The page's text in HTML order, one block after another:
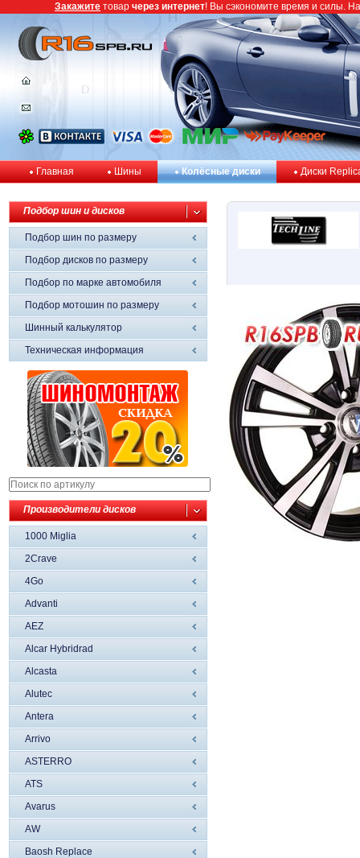
Главная Шины Колёсные диски Диски
Подбор шин и дисков
Подбор шин по размеру
Подбор дисков по размеру
Подбор по марке автомобиля
Подбор мотошин по размеру
Шинный калькулятор
Техническая информация
Производители дисков
1000 Miglia
2Crave
4Go
Advanti
AEZ
Alcar Hybridrad
Alcasta
Alutec
Antera
Arrivo
ASTERRO
ATS
Avarus
AW
Baosh Replace
Закажите товар через интернет! Вы сэкономите время и силы.